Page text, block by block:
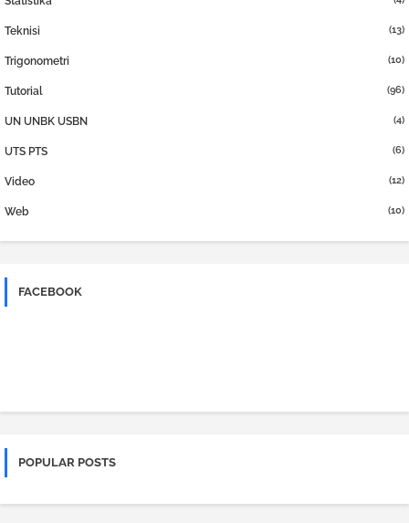
Teknisi (13)
Trigonometri (10)
Tutorial (96)
UN UNBK USBN (4)
UTS PTS (6)
Video (12)
Web (10)
FACEBOOK
POPULAR POSTS